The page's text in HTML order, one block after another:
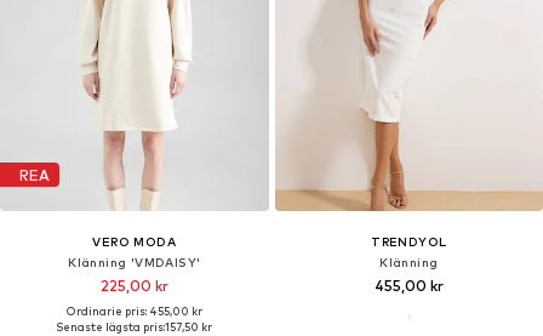
REA
VERO MODA
Klänning 'VMDAISY'
225,00 kr
Ordinarie pris: 455,00 kr
Senaste lägsta pris:157,50 kr
TRENDYOL
Klänning
455,00 kr